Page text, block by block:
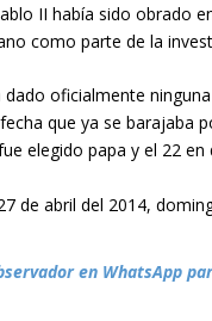
II había sido obrado
como parte de la
oficial­mente
que ya se barajaba
elegido papa y el 22
de abril del 2014,
en WhatsApp